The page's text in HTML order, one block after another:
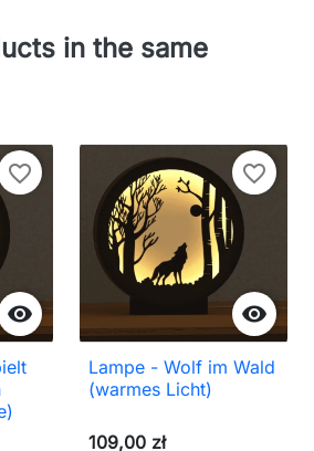
in the same

favorite_border

favorite_border
Lampe - Wolf im Wald
(warmes Licht)
109,00 zł